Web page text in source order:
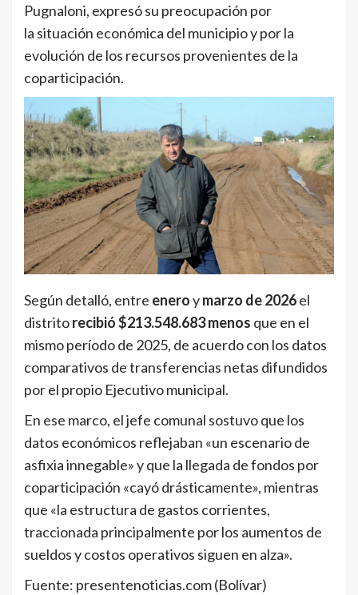
Pugnaloni, expresó su preocupación por
la situación económica del municipio y por la
evolución de los recursos provenientes de la
coparticipación.
Según detalló, entre eneroymarzo de 2026el
distritorecibió $213.548.683 menos que en el
mismo período de 2025, de acuerdo con los datos
comparativos de transferencias netas difundidos
por el propio Ejecutivo municipal.
En ese marco, el jefe comunal sostuvo que los
datos económicos reflejaban «un escenario de
asfixia innegable» y que la llegada de fondos por
coparticipación «cayó drásticamente», mientras
que «la estructura de gastos corrientes,
traccionada principalmente por los aumentos de
sueldos y costos operativos siguen en alza».
Fuente: presentenoticias.com (Bolívar)